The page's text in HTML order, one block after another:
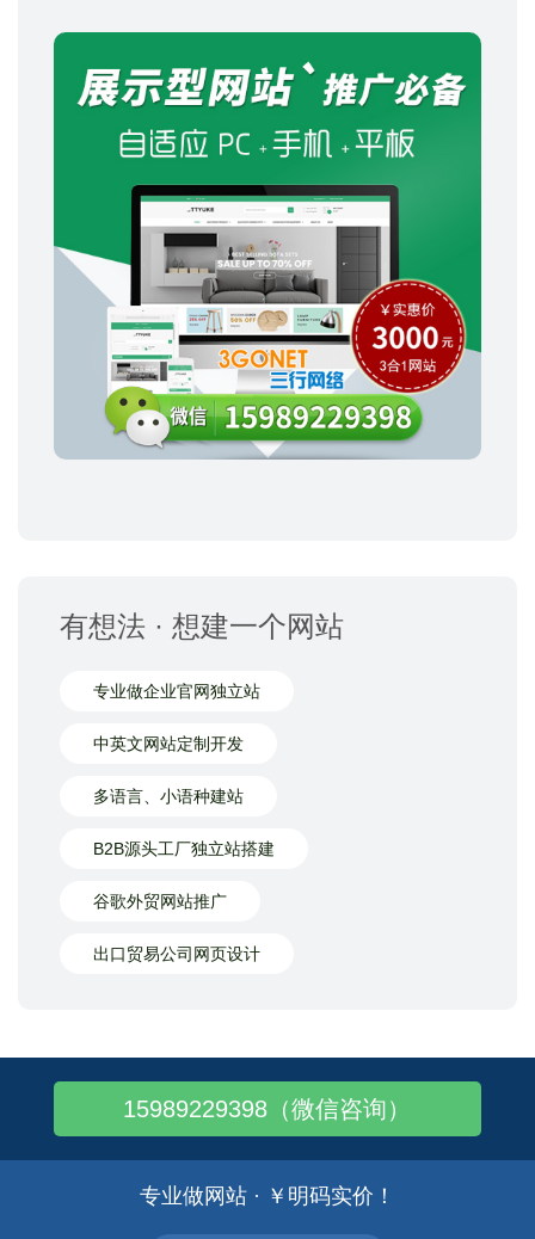
有想法 · 想建一个网站
专业做企业官网独立站
中英文网站定制开发
多语言、小语种建站
B2B源头工厂独立站搭建
谷歌外贸网站推广
出口贸易公司网页设计
15989229398（微信咨询）
专业做网站 · ￥明码实价！